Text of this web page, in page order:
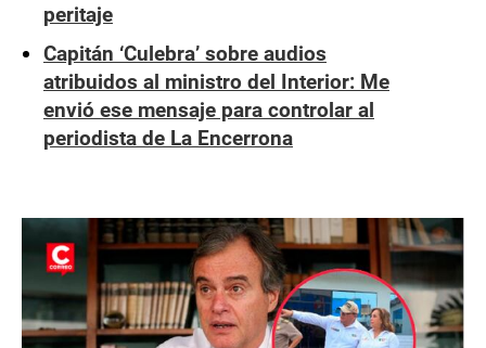
peritaje
Capitán ‘Culebra’ sobre audios
atribuidos al ministro del Interior: Me
envió ese mensaje para controlar al
periodista de La Encerrona